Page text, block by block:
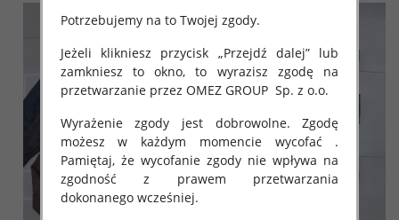
Potrzebujemy na to Twojej zgody.
Jeżeli klikniesz przycisk „Przejdź dalej” lub
zamkniesz to okno, to wyrazisz zgodę na
przetwarzanie przez OMEZ GROUP Sp. z o.o.
Wyrażenie zgody jest dobrowolne. Zgodę
możesz w każdym momencie wycofać .
Pamiętaj, że wycofanie zgody nie wpływa na
zgodność z prawem przetwarzania
dokonanego wcześniej.